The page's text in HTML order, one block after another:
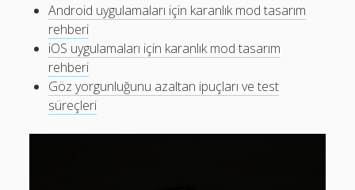
Android uygulamaları için karanlık mod tasarım
rehberi
iOS uygulamaları için karanlık mod tasarım
rehberi
Göz yorgunluğunu azaltan ipuçları ve test
süreçleri